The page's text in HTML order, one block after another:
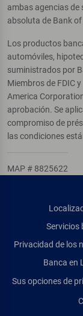
ambas agencias de
absoluta de Bank
Los productos
automóviles,
suministrados por
Miembros de FDIC
America
aprobación. Se
compromiso de
las condiciones
MAP # 8825622
Servicios
Privacidad de los
Banca en
Sus opciones de